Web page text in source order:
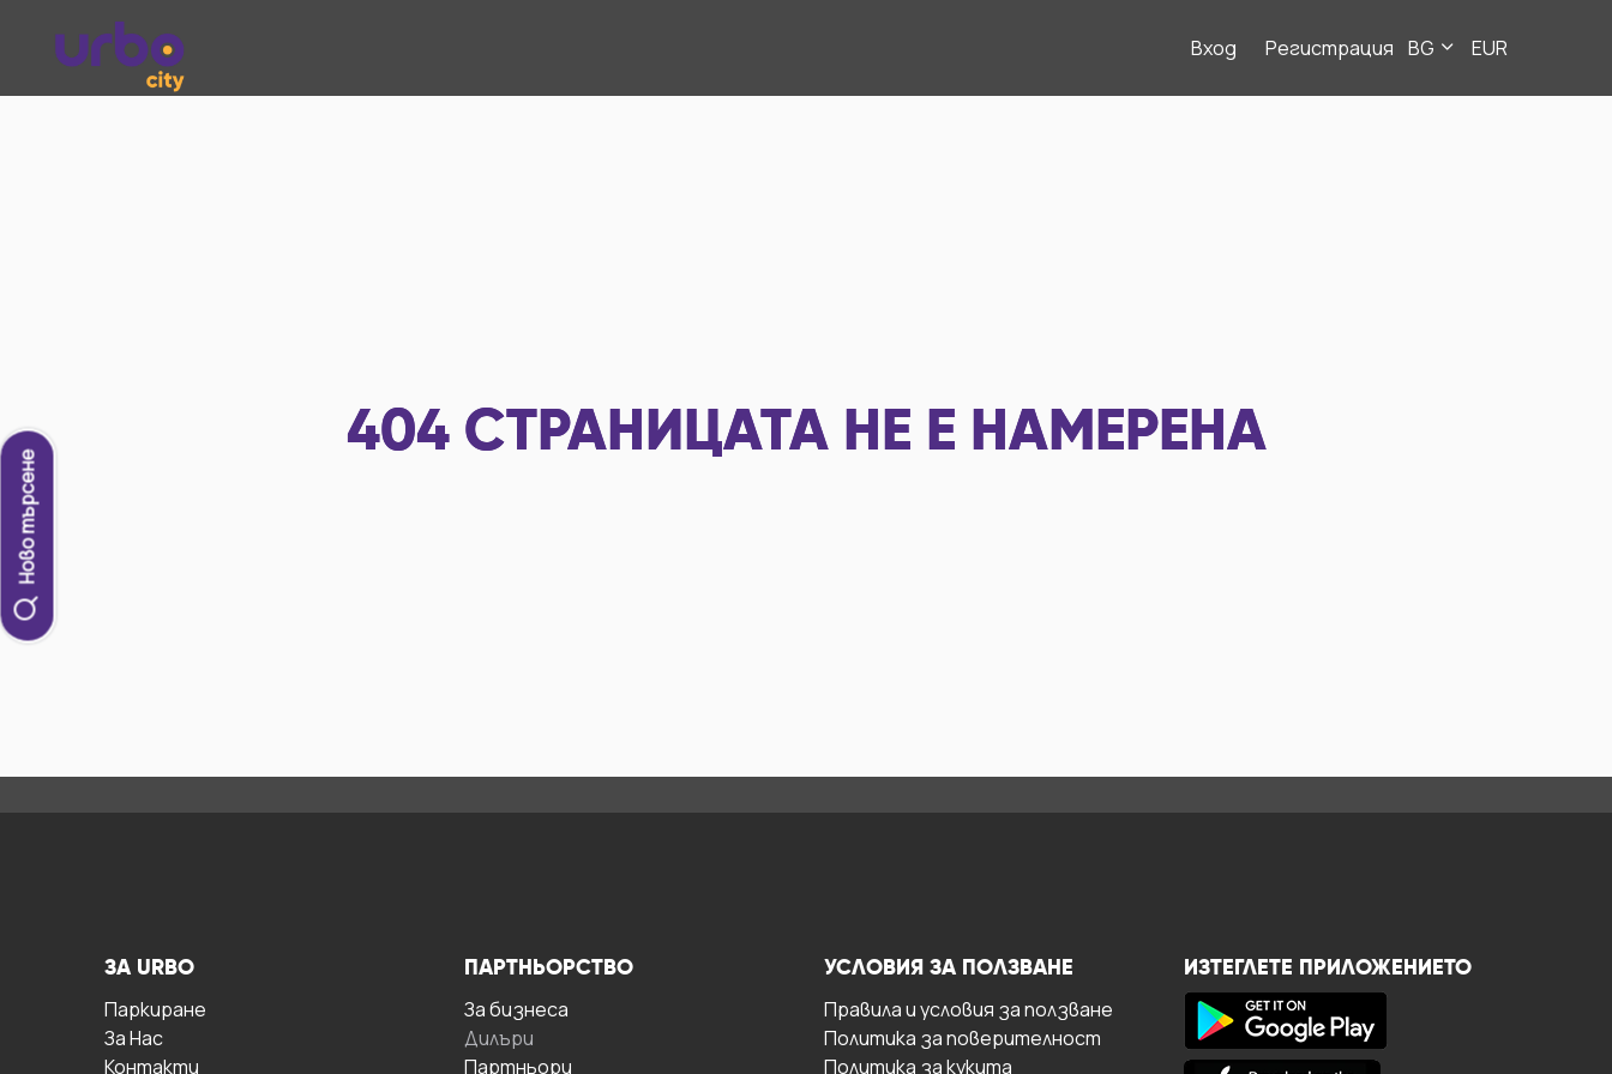
Вход Регистрация BG EUR
Ново търсене
404 СТРАНИЦАТА НЕ Е НАМЕРЕНА
ЗА URBO
Паркиране
За Hас
Контакти
ПАРТНЬОРСТВО
За бизнесa
Дилъри
Партньори
УСЛОВИЯ ЗА ПОЛЗВАНЕ
Правила и условия за ползване
Политика за поверителност
Политика за кукита
ИЗТЕГЛЕТЕ ПРИЛОЖЕНИЕТО